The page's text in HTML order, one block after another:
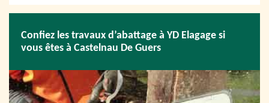
Confiez les travaux d’abattage à YD Elagage si
vous êtes à Castelnau De Guers